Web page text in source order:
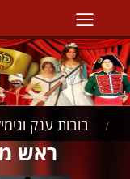
/ בובות ענק
ראש